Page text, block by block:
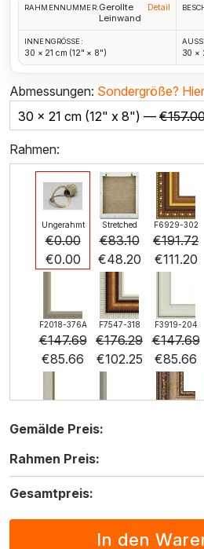
RAHMENNUMMER:Gerollte
Leinwand
Detail
INNENGRÖSSE:
30 × 21 cm (12" × 8") 30 ×
Abmessungen: Sondergröße?
30 x 21 cm (12" x 8") — €
Rahmen:
Ungerahmt
€0.00
€0.00
Stretched
€83.10
€48.20
F6929-302
€191.72
€111.20
F2018-376A
€147.69
€85.66
F7547-318
€176.29
€102.25
F3919-204
€147.69
€85.66
F3013-236
€91.00
€
€205.92
€205.92
Gemälde Preis:
Rahmen Preis:
Gesamtpreis: